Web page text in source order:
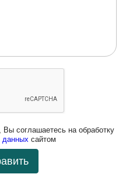
соглашаетесь на обработку
данныхсайтом